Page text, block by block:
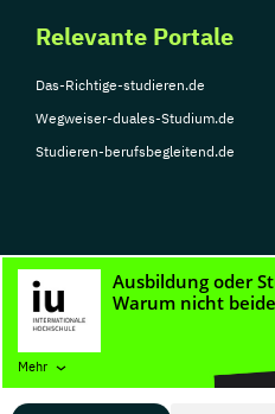
Mehr
Relevante Portale
Das-Richtige-studieren.de
Wegweiser-duales-Studium.de
Studieren-berufsbegleitend.de
© Copyright 2026, TarGroup Media GmbH